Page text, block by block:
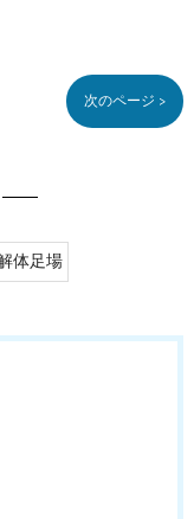
次のページ >
体足場